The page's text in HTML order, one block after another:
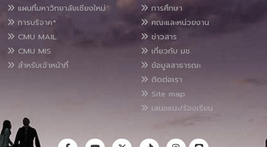
แผนที่มหาวิทยาลัยเชียงใหม่
การบริจาค*
CMU MAIL
CMU MIS
สำหรับเจ้าหน้าที่
การศึกษา
คณะและหน่วยงาน
ข่าวสาร
เกี่ยวกับ มช.
ข้อมูลสาธารณะ
ติดต่อเรา
Site map
เสนอแนะ/ร้องเรียน